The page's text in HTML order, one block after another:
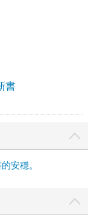
書
安穩。